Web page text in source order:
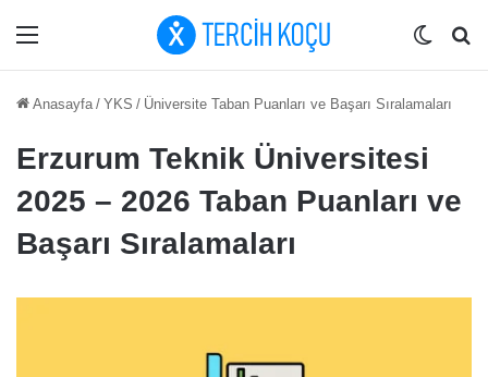
Menü Dış
Anasayfa / YKS / Üniversite Taban Puanları ve Başarı Sıralamaları
Erzurum Teknik Üniversitesi
2025 – 2026 Taban Puanları ve
Başarı Sıralamaları